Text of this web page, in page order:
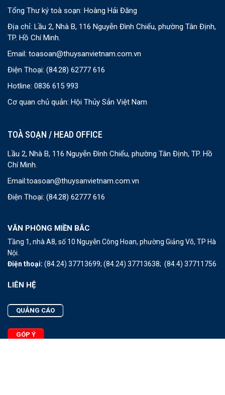
Tổng Thư ký toà soạn: Hoàng Hải Đăng
Địa chỉ: Lầu 2, Nhà B, 116 Nguyễn Đình Chiểu, phường Tân Định,
TP. Hồ Chí Minh.
Email: toasoan@thuysanvietnam.com.vn
Điện Thoại: (84.28) 62777 616
Hotline: 0836 615 993
Cơ quan chủ quản: Hội Thủy Sản Việt Nam
TOÀ SOẠN / HEAD OFFICE
Lầu 2, Nhà B, 116 Nguyễn Đình Chiểu, phường Tân Định, TP. Hồ
Chí Minh.
Email:toasoan@thuysanvietnam.com.vn
Điện Thoại: (84.28) 62777 616
VĂN PHÒNG MIỀN BẮC
Tầng 1, nhà A8, số 10 Nguyễn Công Hoan, phường Giảng Võ, TP Hà
Nội.
Điện thoại: (84.24) 37713699; (84.24) 37713638; (84.4) 37711756
LIÊN HỆ
QUẢNG CÁO
GÓP Ý